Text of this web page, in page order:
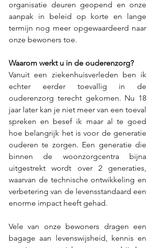
organisatie deuren geopend en onze
aanpak in beleid op korte en lange
termijn nog meer opgewaardeerd naar
onze bewoners toe.
Waarom werkt u in de ouderenzorg?
Vanuit een ziekenhuisverleden ben ik
echter eerder toevallig in de
ouderenzorg terecht gekomen. Nu 18
jaar later kan je niet meer van een toeval
spreken en besef ik maar al te goed
hoe belangrijk het is voor de generatie
ouderen te zorgen. Een generatie die
binnen de woonzorgcentra bijna
uitgestrekt wordt over 2 generaties,
waarvan de technische ontwikkeling en
verbetering van de levensstandaard een
enorme impact heeft gehad.
Vele van onze bewoners dragen een
bagage aan levenswijsheid, kennis en